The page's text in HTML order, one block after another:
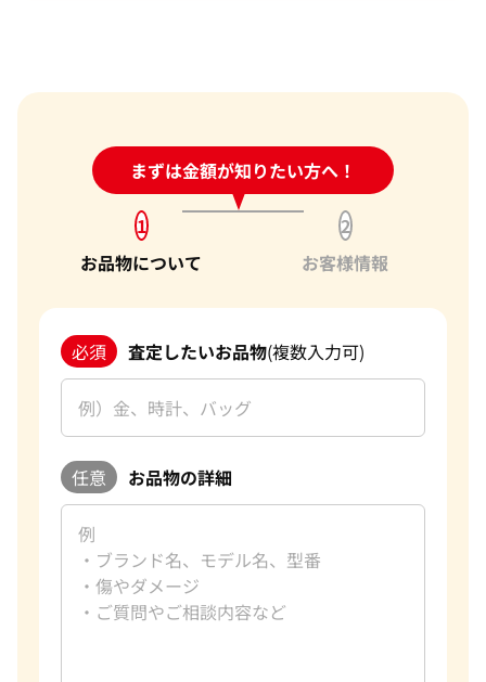
まずは金額が知りたい方へ！
24時間受付中!問い合わせフォーム
1
お品物について
2
お客様情報
必須 査定したいお品物(複数入力可)
任意 お品物の詳細